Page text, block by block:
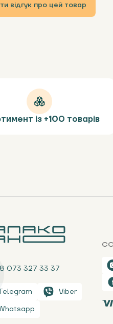
відгук про цей товар
із +100 товарів
073 327 33 37
Viber